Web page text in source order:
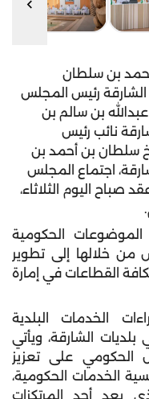
بن سلطان
الشارقة رئيس المجلس
بن سالم بن
نائب رئيس
سلطان بن أحمد بن
اجتماع المجلس
صباح اليوم الثلاثاء،
الحكومية
من خلالها إلى تطوير
القطاعات في إمارة
الخدمات البلدية
الشارقة، ويأتي
الحكومي على تعزيز
الخدمات الحكومية،
يعد أحد المرتكزات